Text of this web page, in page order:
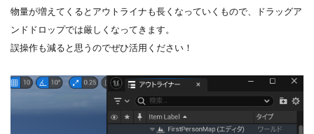
物量が増えてくるとアウトライナも長くなっていくもので、ドラッグア
ンドドロップでは厳しくなってきます。
誤操作も減ると思うのでぜひ活用ください！